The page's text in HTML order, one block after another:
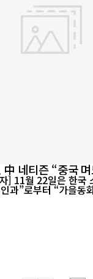
네티즌 “중국
] 11월 22일은 한국
과”로부터 “가을동
까지 중국인들의 마음
혜교에게 남겨주었다
가을동화”에 출연해